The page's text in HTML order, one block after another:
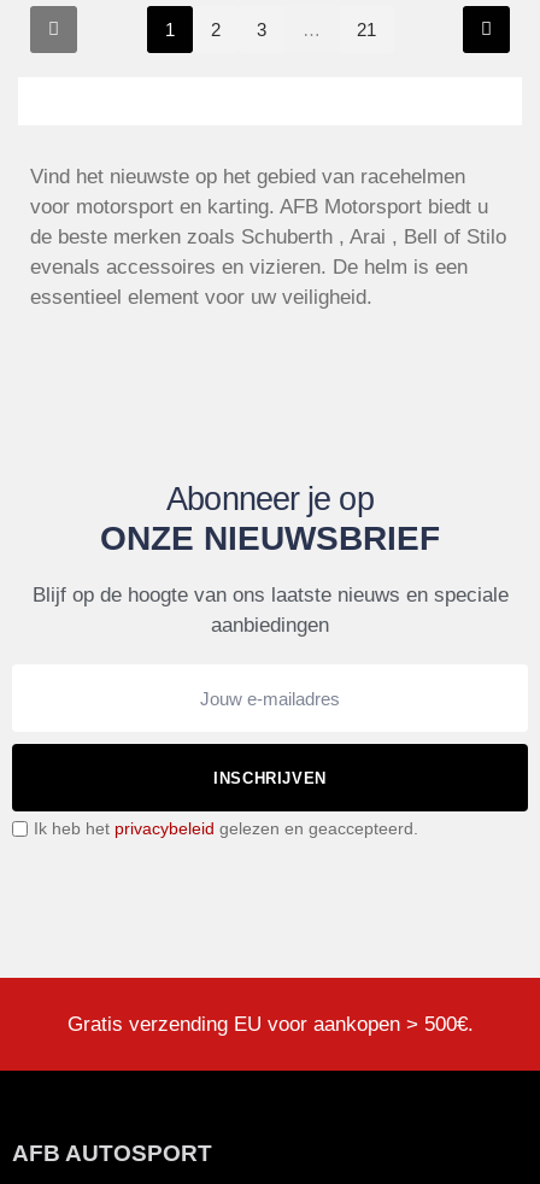
1 2 3 … 21
Vind het nieuwste op het gebied van racehelmen
voor motorsport en karting. AFB Motorsport biedt u
de beste merken zoals Schuberth , Arai , Bell of Stilo
evenals accessoires en vizieren. De helm is een
essentieel element voor uw veiligheid.
Abonneer je op
ONZE NIEUWSBRIEF
Blijf op de hoogte van ons laatste nieuws en speciale
aanbiedingen
INSCHRIJVEN
Ik heb het privacybeleid gelezen en geaccepteerd.
Gratis verzending EU voor aankopen > 500€.
AFB AUTOSPORT